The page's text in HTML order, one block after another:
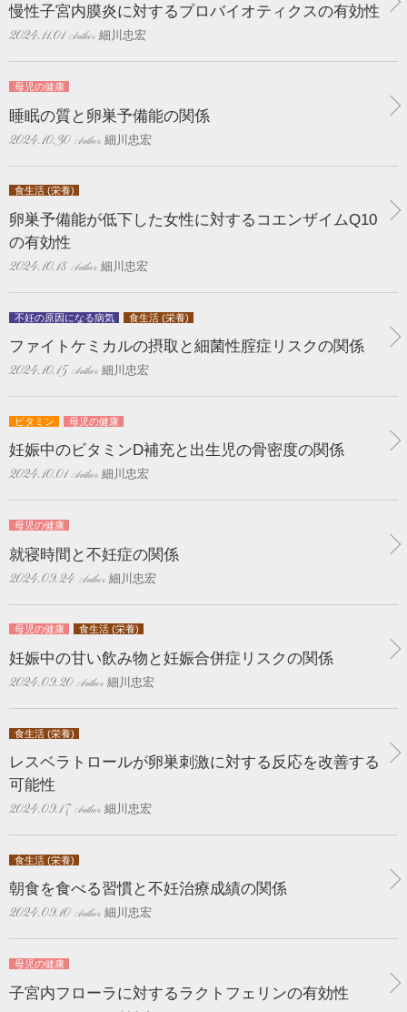
慢性子宮内膜炎に対するプロバイオティクスの有効性
2024.11.01 細川忠宏
母児の健康
睡眠の質と卵巣予備能の関係
2024.10.30 細川忠宏
食生活 (栄養)
卵巣予備能が低下した女性に対するコエンザイムQ10
の有効性
2024.10.18 細川忠宏
不妊の原因になる病気 食生活 (栄養)
ファイトケミカルの摂取と細菌性腟症リスクの関係
2024.10.15 細川忠宏
ビタミン 母児の健康
妊娠中のビタミンD補充と出生児の骨密度の関係
2024.10.01 細川忠宏
母児の健康
就寝時間と不妊症の関係
2024.09.24 細川忠宏
母児の健康 食生活 (栄養)
妊娠中の甘い飲み物と妊娠合併症リスクの関係
2024.09.20 細川忠宏
食生活 (栄養)
レスベラトロールが卵巣刺激に対する反応を改善する
可能性
2024.09.17 細川忠宏
食生活 (栄養)
朝食を食べる習慣と不妊治療成績の関係
2024.09.10 細川忠宏
母児の健康
子宮内フローラに対するラクトフェリンの有効性